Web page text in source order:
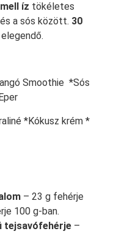
íz tökéletes
a sós között. 30
Smoothie *Sós
*Kókusz krém *
– 23 g fehérje
100 g-ban.
tejsavófehérje –